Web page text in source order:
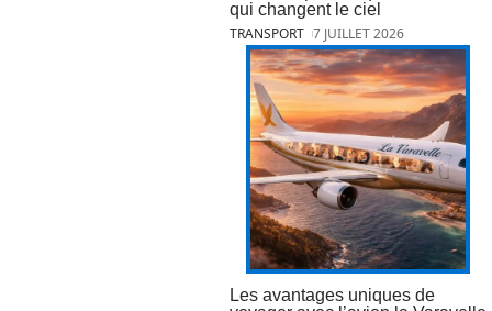
qui changent le ciel
TRANSPORT 7 JUILLET 2026
Les avantages uniques de